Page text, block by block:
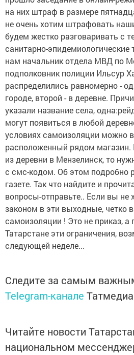
на них штраф в размере
не очень хотим штрафовать
будем жестко разговаривать с
санитарно-эпидемиологические
нам начальник отдела МВД по
подполковник полиции Ильсур
распределились равномерно -
городе, второй - в деревне.
указали название села,
могут появиться в любой
условиях самоизоляции можно
расположенный рядом магазин.
из деревни в Мензелинск, то
с смс-кодом. Об этом подробно
газете. Так что найдите и
вопросы-отправьте.. Если вы не
законом в эти выходные, четко
самоизоляции ! Это не приказ, а
Татарстане эти ограничения,
следующей неделе...
Следите за самым
Telegram-канале Татмедиа
Читайте новости
национальном